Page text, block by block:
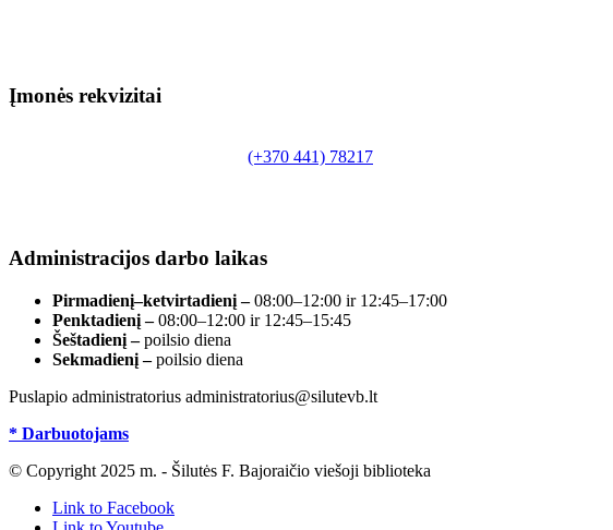
Įmonės rekvizitai
(+370 441) 78217
Administracijos darbo laikas
Pirmadienį–ketvirtadienį –08:00–12:00 ir 12:45–17:00
Penktadienį –08:00–12:00 ir 12:45–15:45
Šeštadienį –poilsio diena
Sekmadienį –poilsio diena
Puslapio administratorius administratorius@silutevb.lt
* Darbuotojams
© Copyright 2025 m. - Šilutės F. Bajoraičio viešoji biblioteka
Link to Facebook